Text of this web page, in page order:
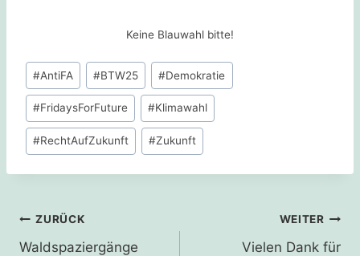
Keine Blauwahl bitte!
Schlagworte:
#AntiFA #BTW25 #Demokratie
#FridaysForFuture #Klimawahl
#RechtAufZukunft #Zukunft
Beitragsnavigation
ZURÜCK
Waldspaziergänge
WEITER
Vielen Dank für